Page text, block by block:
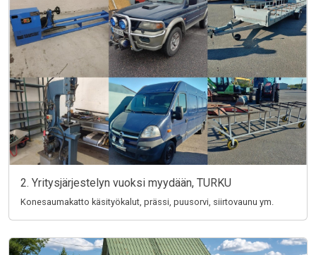
2. Yritysjärjestelyn vuoksi myydään, TURKU
Konesaumakatto käsityökalut, prässi, puusorvi, siirtovaunu ym.